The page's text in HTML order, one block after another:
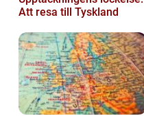
Att resa till Tyskland